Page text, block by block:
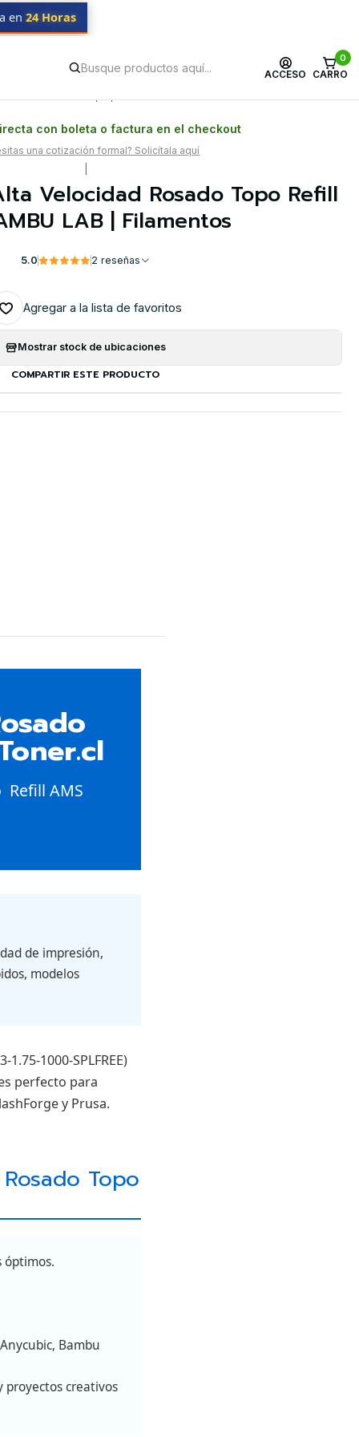
ACCESO
0
CARRO
en 24 Horas
LAB | Filamentos
con boleta o factura en el checkout
una cotización formal? Solicítala aquí
Velocidad Rosado Topo Refill
LAB | Filamentos
5.0 2 reseñas
Agregar a la lista de favoritos
Mostrar stock de ubicaciones
COMPARTIR ESTE PRODUCTO
Refill AMS
de impresión,
modelos
1000-SPLFREE)
perfecto para
y Prusa.
Topo
óptimos.
Bambu
proyectos creativos